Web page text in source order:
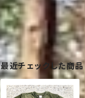
最近チェックした商品